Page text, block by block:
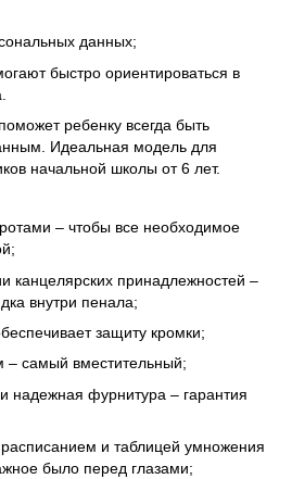
данных;
быстро ориентироваться в
поможет ребенку всегда быть
Идеальная модель для
начальной школы от 6 лет.
– чтобы все необходимое
канцелярских принадлежностей –
внутри пенала;
защиту кромки;
– самый вместительный;
надежная фурнитура – гарантия
расписанием и таблицей умножения
было перед глазами;